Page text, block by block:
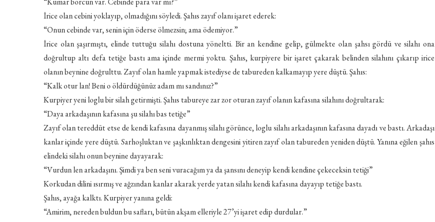
İrice olan cebini yoklayıp, olmadığını söyledi. Şahıs zayıf olanı işaret ederek:
“Onun cebinde var, senin için öderse ölmezsin; ama ödemiyor.”
İrice olan şaşırmıştı, elinde tuttuğu silahı dostuna yöneltti. Bir an kendine gelip, gülmekte olan şahsı gördü ve silahı ona
doğrultup altı defa tetiğe bastı ama içinde mermi yoktu. Şahıs, kurpiyere bir işaret çakarak belinden silahını çıkarıp irice
olanın beynine doğrulttu. Zayıf olan hamle yapmak istediyse de tabureden kalkamayıp yere düştü. Şahıs:
“Kalk otur lan! Beni o öldürdüğünüz adam mı sandınız?”
Kurpiyer yeni loglu bir silah getirmişti. Şahıs tabureye zar zor oturan zayıf olanın kafasına silahını doğrultarak:
“Daya arkadaşının kafasına şu silahı bas tetiğe”
Zayıf olan tereddüt etse de kendi kafasına dayanmış silahı görünce, loglu silahı arkadaşının kafasına dayadı ve bastı. Arkadaşı
kanlar içinde yere düştü. Sarhoşluktan ve şaşkınlıktan dengesini yitiren zayıf olan tabureden yeniden düştü. Yanına eğilen şahıs
elindeki silahı onun beynine dayayarak:
“Vurdun len arkadaşını. Şimdi ya ben seni vuracağım ya da şansını deneyip kendi kendine çekeceksin tetiği”
Korkudan dilini ısırmış ve ağzından kanlar akarak yerde yatan silahı kendi kafasına dayayıp tetiğe bastı.
Şahıs, ayağa kalktı. Kurpiyer yanına geldi:
“Amirim, nereden buldun bu safları, bütün akşam elleriyle 27’yi işaret edip durdular.”